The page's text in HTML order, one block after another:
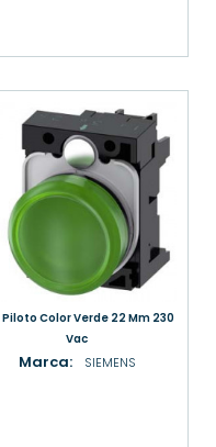
Vac
Marca: SIEMENS